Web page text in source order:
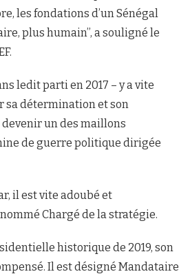
les fondations d’un Sénégal
plus humain’’, a souligné le
ledit parti en 2017 – y a vite
sa détermination et son
devenir un des maillons
de guerre politique dirigée
il est vite adoubé et
Chargé de la stratégie.
historique de 2019, son
Il est désigné Mandataire